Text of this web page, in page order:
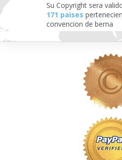
Su Copyright sera
171 paises
convencion de berna